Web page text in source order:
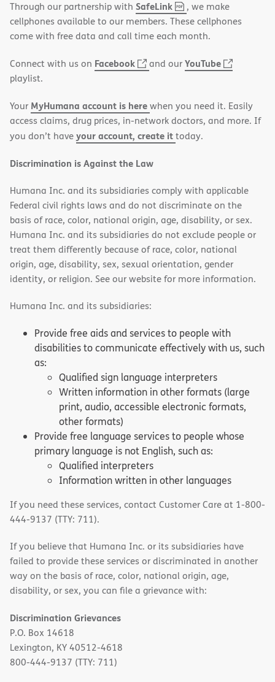
Through our partnership with SafeLink,
PDF
(opens
in
new
, we make
cellphones available to our members. These cellphones
come with free data and call time each month.
Connect with us on Facebook
(opens
window)
and ourYouTube
(opens
window)
playlist.
Your MyHumana account is herewhen you need it. Easily
access claims, drug prices, in-network doctors, and more. If
you don’t haveyour account, create ittoday.
Discrimination is Against the Law
Humana Inc. and its subsidiaries comply with applicable
Federal civil rights laws and do not discriminate on the
basis of race, color, national origin, age, disability, or sex.
Humana Inc. and its subsidiaries do not exclude people or
treat them differently because of race, color, national
origin, age, disability, sex, sexual orientation, gender
identity, or religion. See our website for more information.
Humana Inc. and its subsidiaries:
Provide free aids and services to people with
disabilities to communicate effectively with us, such
as:
Qualified sign language interpreters
Written information in other formats (large
print, audio, accessible electronic formats,
other formats)
Provide free language services to people whose
primary language is not English, such as:
Qualified interpreters
Information written in other languages
If you need these services, contact Customer Care at 1-800-
444-9137 (TTY: 711).
If you believe that Humana Inc. or its subsidiaries have
failed to provide these services or discriminated in another
way on the basis of race, color, national origin, age,
disability, or sex, you can file a grievance with:
Discrimination Grievances
P.O. Box 14618
Lexington, KY 40512-4618
800-444-9137 (TTY: 711)